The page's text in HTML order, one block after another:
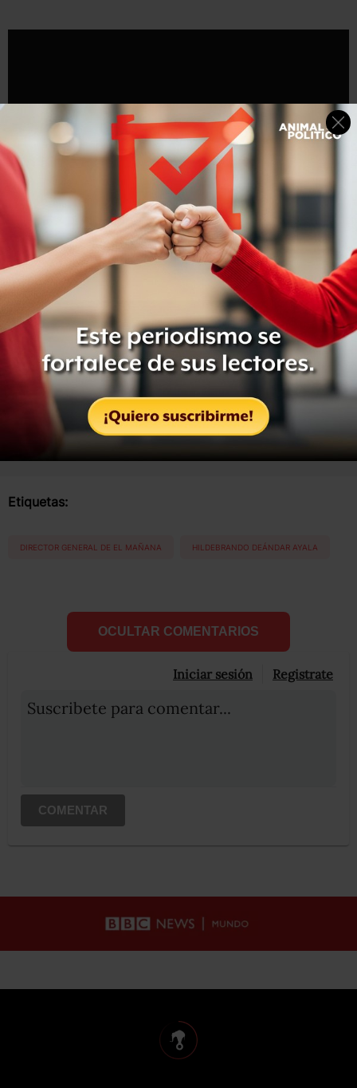
Etiquetas:
DIRECTOR GENERAL DE EL MAÑANA HILDEBRANDO DEÁNDAR AYALA
OCULTAR COMENTARIOS
Iniciar sesión Registrate
Suscribete para comentar...
COMENTAR